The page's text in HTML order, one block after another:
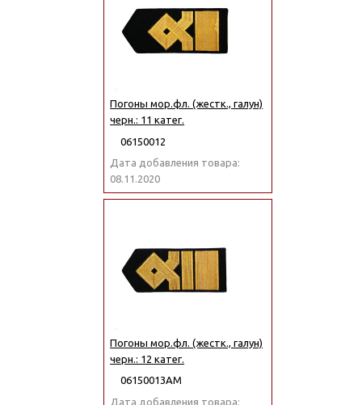
Погоны мор.фл. (жестк., галун)
черн.: 11 катег.
06150012
Дата добавления товара:
08.11.2020
Погоны мор.фл. (жестк., галун)
черн.: 12 катег.
06150013АМ
Дата добавления товара: